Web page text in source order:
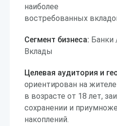
наиболее
востребованных
Сегмент бизнеса: Банки
Вклады
Целевая аудитория и
ориентирован на
в возрасте от 18 лет,
сохранении и
накоплений.